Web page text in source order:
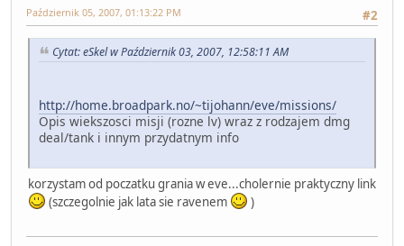
#2
Październik 05, 2007, 01:13:22 PM
Cytat: eSkel w Październik 03, 2007, 12:58:11 AM
http://home.broadpark.no/~tijohann/eve/missions/
Opis wiekszosci misji (rozne lv) wraz z rodzajem dmg
deal/tank i innym przydatnym info
korzystam od poczatku grania w eve...cholernie praktyczny link
(szczegolnie jak lata sie ravenem
)